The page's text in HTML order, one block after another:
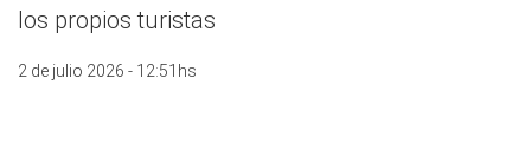
los propios turistas
2 de julio 2026 - 12:51hs